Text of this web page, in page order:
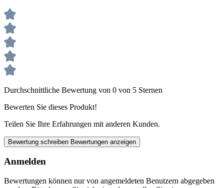
Durchschnittliche Bewertung von 0 von 5 Sternen
Bewerten Sie dieses Produkt!
Teilen Sie Ihre Erfahrungen mit anderen Kunden.
Bewertung schreiben Bewertungen anzeigen
Anmelden
Bewertungen können nur von angemeldeten Benutzern abgegeben